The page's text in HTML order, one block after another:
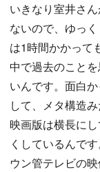
いきなり室井さ
ないので、ゆっ
は1時間かかって
中で過去のこと
いんです。面白
して、メタ構造
映画版は横長に
くしているんで
ウン管テレビの